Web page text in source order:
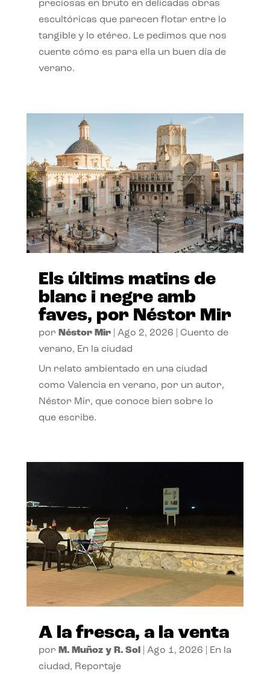
preciosas en bruto en delicadas obras
escultóricas que parecen flotar entre lo
tangible y lo etéreo. Le pedimos que nos
cuente cómo es para ella un buen día de
verano.
Els últims matins de
blanc i negre amb
faves, por Néstor Mir
por Néstor Mir| Ago 2, 2026
Cuento de
verano, En la ciudad
Un relato ambientado en una ciudad
como Valencia en verano, por un autor,
Néstor Mir, que conoce bien sobre lo
que escribe.
A la fresca, a la venta
por M. Muñoz y R. Sol| Ago 1, 2026
En la
ciudad, Reportaje